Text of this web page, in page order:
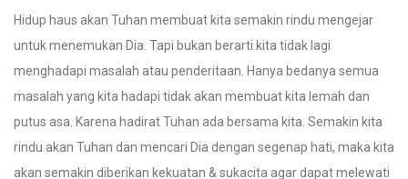
Hidup haus akan Tuhan membuat kita semakin rindu mengejar
untuk menemukan Dia. Tapi bukan berarti kita tidak lagi
menghadapi masalah atau penderitaan. Hanya bedanya semua
masalah yang kita hadapi tidak akan membuat kita lemah dan
putus asa. Karena hadirat Tuhan ada bersama kita. Semakin kita
rindu akan Tuhan dan mencari Dia dengan segenap hati, maka kita
akan semakin diberikan kekuatan & sukacita agar dapat melewati